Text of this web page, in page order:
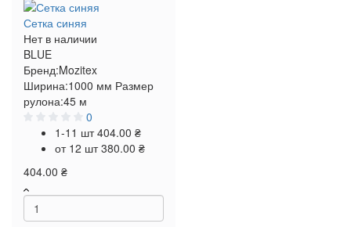
Сетка синяя
Нет в наличии
BLUE
Бренд:Mozitex
Ширина:1000 мм Размер
рулона:45 м
0
1-11 шт404.00 ₴
от 12 шт380.00 ₴
404.00 ₴